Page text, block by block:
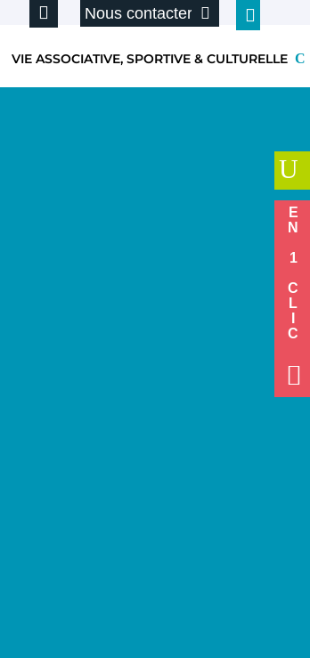
Nous contacter
VIE ASSOCIATIVE, SPORTIVE & CULTURELLE
U
EN 1 CLIC
